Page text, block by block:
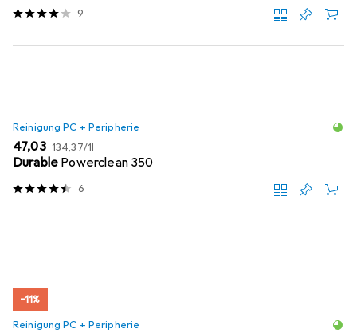
9
Reinigung PC + Peripherie
EUR
47,03 EUR
134,37/1l
Durable Powerclean 350
6
−11%
Reinigung PC + Peripherie